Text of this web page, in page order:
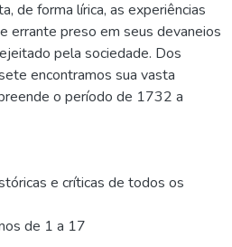
de forma lírica, as experiências
errante preso em seus devaneios
pela sociedade. Dos
encontramos sua vasta
o período de 1732 a
e críticas de todos os
de 1 a 17